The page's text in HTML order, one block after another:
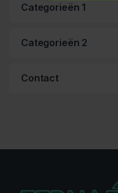
Categorieën 1
Categorieën 2
Contact